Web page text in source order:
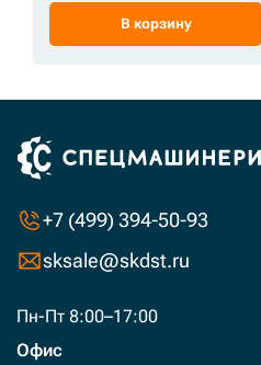
В корзину
+7 (499) 394-50-93
sksale@skdst.ru
Пн-Пт 8:00–17:00
Офис